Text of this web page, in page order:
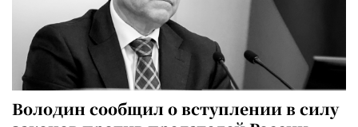
Володин сообщил о вступлении в силу